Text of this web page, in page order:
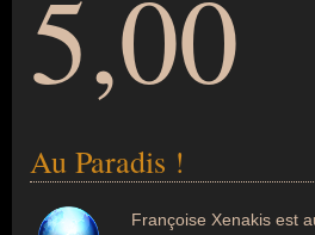
5,00
Au Paradis !
Françoise Xenakis est